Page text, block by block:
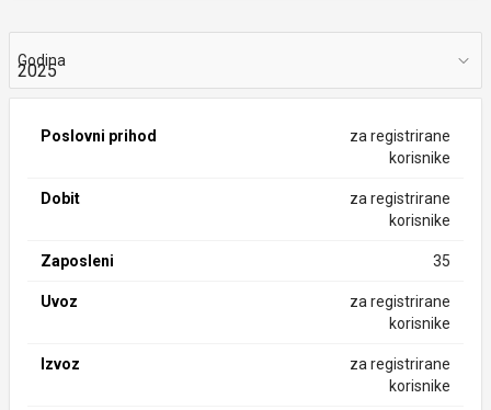
Godina
Poslovni prihod
za registrirane
korisnike
Dobit
za registrirane
korisnike
Zaposleni 35
Uvoz
za registrirane
korisnike
Izvoz
za registrirane
korisnike